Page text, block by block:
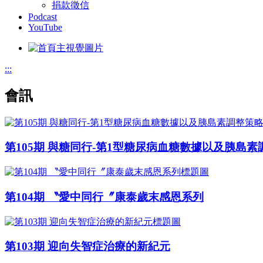
捐款徵信
Podcast
YouTube
:::
會訊
第105期 與糖同行-第1型糖尿病血糖數據以及胰島素
第104期 〝愛中同行〞康泰歲末感恩系列
第103期 迎向失智症治療的新紀元